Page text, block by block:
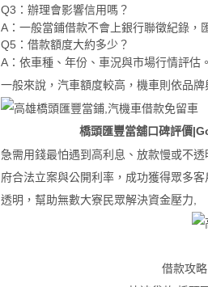
Q3：辦理會影響信用嗎？
A：一般當鋪借款不會上銀行聯徵紀錄，
Q5：借款額度大約多少？
A：依車種、年份、車況與市場行情評估。
一般來說，汽車額度較高，機車則依品牌
橋頭匯豐當舖口碑評價
急需用錢最怕遇到高利息、放款慢或不
府合法立案與公開利率，成功獲得眾多
透明，幫助無數大寮民眾解決資金壓力,
借款攻